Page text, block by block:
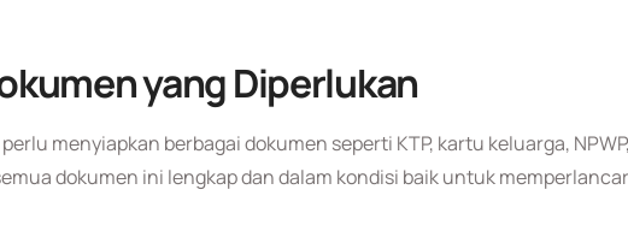
yang Diperlukan
menyiapkan berbagai dokumen seperti KTP, kartu keluarga,
dokumen ini lengkap dan dalam kondisi baik untuk memperlancar